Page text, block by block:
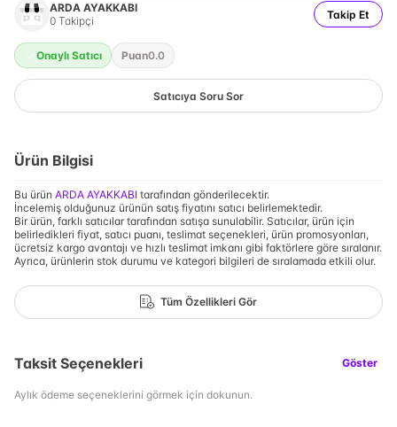
ARDA AYAKKABI
0 Takipçi Takip Et
Onaylı Satıcı Puan0.0
Satıcıya Soru Sor
Ürün Bilgisi
Bu ürün ARDA AYAKKABI tarafından gönderilecektir.
İncelemiş olduğunuz ürünün satış fiyatını satıcı belirlemektedir.
Bir ürün, farklı satıcılar tarafından satışa sunulabilir. Satıcılar, ürün için
belirledikleri fiyat, satıcı puanı, teslimat seçenekleri, ürün promosyonları,
ücretsiz kargo avantajı ve hızlı teslimat imkanı gibi faktörlere göre sıralanır.
Ayrıca, ürünlerin stok durumu ve kategori bilgileri de sıralamada etkili olur.
Tüm Özellikleri Gör
Taksit Seçenekleri Göster
Aylık ödeme seçeneklerini görmek için dokunun.